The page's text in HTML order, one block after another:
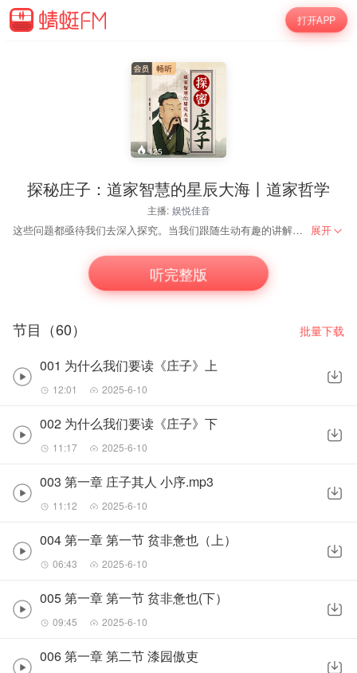
打开APP
125
探秘庄子：道家智慧的星辰大海丨道家哲学
主播: 娱悦佳音
这些问题都亟待我们去深入探究。​ 当我们跟随生动有趣的讲解，联系生活实际，用通俗易懂的语言走进庄子的思想世界，一场启迪心灵的探索旅程便由此开启。无论我们是在探寻养生全神的妙法，还是在艰难世事中找寻自处之道，亦或是思索精神与形体的关联，《庄子》都能为我们点亮一盏明灯，给予深刻的启迪。​ 展开
听完整版
节目（60） 批量下载
001 为什么我们要读《庄子》上
12:01 2025-6-10
002 为什么我们要读《庄子》下
11:17 2025-6-10
003 第一章 庄子其人 小序.mp3
11:12 2025-6-10
004 第一章 第一节 贫非惫也（上）
06:43 2025-6-10
005 第一章 第一节 贫非惫也(下）
09:45 2025-6-10
006 第一章 第二节 漆园傲吏